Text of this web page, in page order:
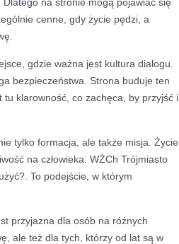
cenne, gdy życie pędzi, a
gdzie ważna jest kultura dialogu.
bezpieczeństwa. Strona buduje ten
klarowność, co zachęca, by przyjść i
tylko formacja, ale także misja. Życie
na człowieka. WŻCh Trójmiasto
To podejście, w którym
przyjazna dla osób na różnych
ale też dla tych, którzy od lat są w